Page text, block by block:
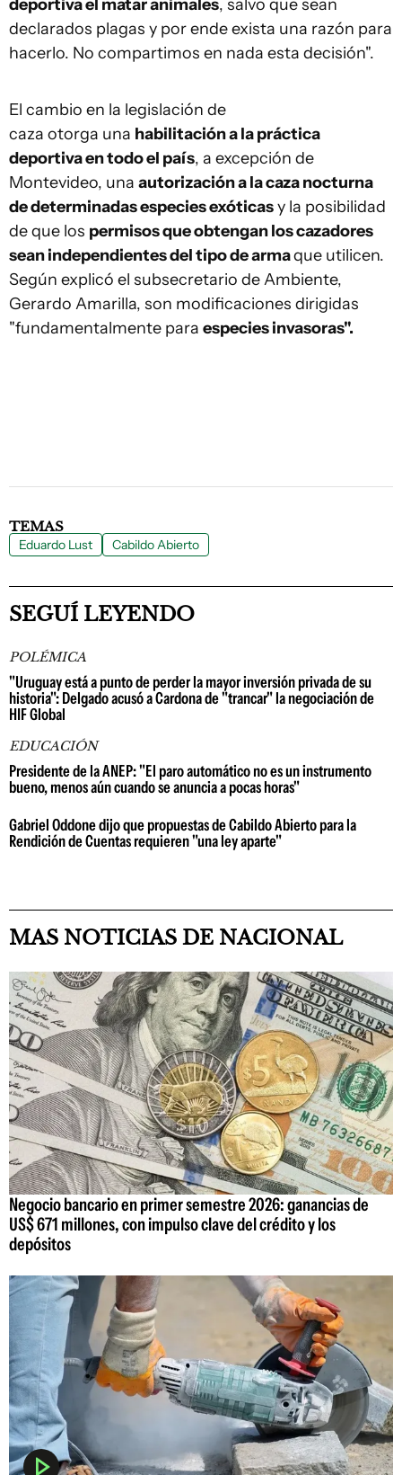
deportiva el matar animales, salvo que sean
declarados plagas y por ende exista una razón para
hacerlo. No compartimos en nada esta decisión".
El cambio en la legislación de
caza otorga una habilitación a la práctica
deportiva en todo el país, a excepción de
Montevideo, una autorización a la caza nocturna
de determinadas especies exóticasy la posibilidad
de que los permisos que obtengan los cazadores
sean independientes del tipo de armaque utilicen.
Según explicó el subsecretario de Ambiente,
Gerardo Amarilla, son modificaciones dirigidas
"fundamentalmente para especies invasoras".
TEMAS
Eduardo Lust Cabildo Abierto
SEGUÍ LEYENDO
POLÉMICA
"Uruguay está a punto de perder la mayor inversión privada de su
historia": Delgado acusó a Cardona de "trancar" la negociación de
HIF Global
EDUCACIÓN
Presidente de la ANEP: "El paro automático no es un instrumento
bueno, menos aún cuando se anuncia a pocas horas"
Gabriel Oddone dijo que propuestas de Cabildo Abierto para la
Rendición de Cuentas requieren "una ley aparte"
MAS NOTICIAS DE NACIONAL
Negocio bancario en primer semestre 2026: ganancias de
US$ 671 millones, con impulso clave del crédito y los
depósitos